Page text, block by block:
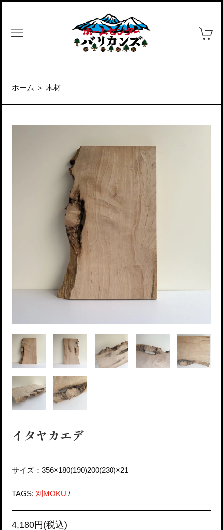
ホーム ＞ 木材
イタヤカエデ
サイズ：356×180(190)200(230)×21
TAGS: 刈MOKU /
4,180円(税込)